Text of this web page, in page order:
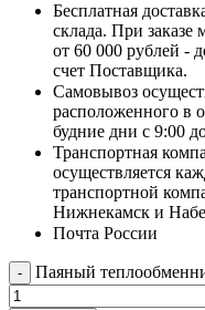
Бесплатная
склада. При заказе
от 60 000 рублей -
счет Поставщика.
Самовывоз
расположенного в
будние дни с 9:00
Транспортная
осуществляется
транспортной
Нижнекамск и
Почта России
Паяный